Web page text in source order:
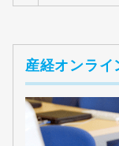
産経オンライ